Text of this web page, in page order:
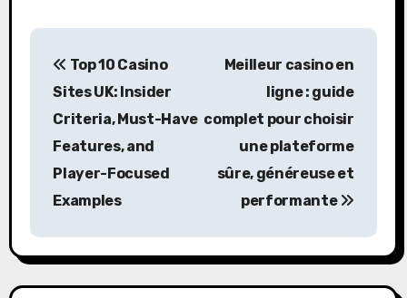
P
a
v
Top 10 Casino
Sites UK: Insider
Criteria, Must-Have
Features, and
Player-Focused
Examples
Meilleur casino en
ligne : guide
complet pour choisir
une plateforme
sûre, généreuse et
performante